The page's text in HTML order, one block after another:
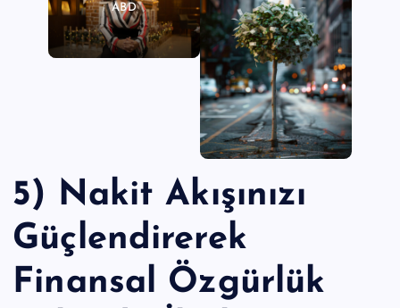
ABD
5) Nakit Akışınızı
Güçlendirerek
Finansal Özgürlük